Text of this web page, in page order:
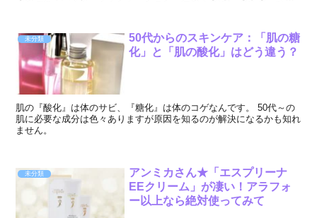
未分類
50代からのスキンケア：「肌の糖
化」と「肌の酸化」はどう違う？
肌の『酸化』は体のサビ、『糖化』は体のコゲなんです。 50代～の
肌に必要な成分は色々ありますが原因を知るのが解決になるかも知れ
ません。
未分類
アンミカさん★「エスプリーナ
EEクリーム」が凄い！アラフォ
ー以上なら絶対使ってみて